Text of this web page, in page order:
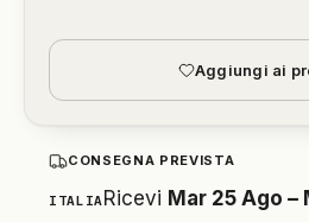
Aggiungi ai
CONSEGNA PREVISTA
ITALIA Ricevi Mar 25 Ago –